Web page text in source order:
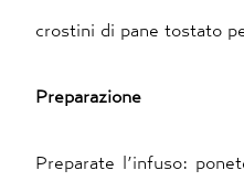
crostini di pane tostato
Preparazione
Preparate l’infuso: